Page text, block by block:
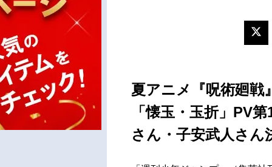
夏アニメ『呪術廻戦
「懐玉・玉折」PV
さん・子安武人さん